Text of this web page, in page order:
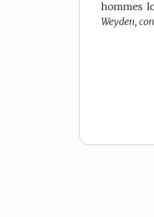
hommes
Weyden,